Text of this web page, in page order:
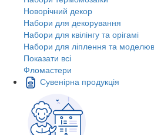
Новорічний декор
Набори для декорування
Набори для квілінгу та орігамі
Набори для ліплення та
Показати всі
Фломастери
Сувенірна продукція